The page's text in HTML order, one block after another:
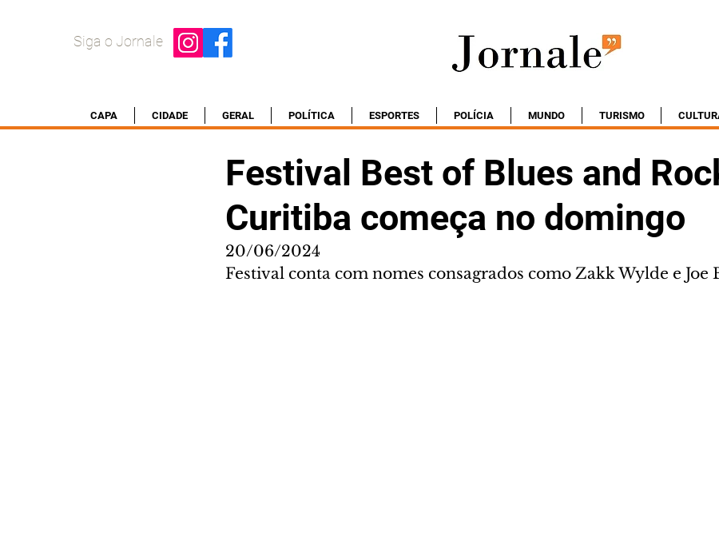
Siga o Jornale
CAPA CIDADE GERAL POLÍTICA ESPORTES POLÍCIA MUNDO TURISMO
Festival Best of Blues and
Curitiba começa no domingo
20/06/2024
Festival conta com nomes consagrados como Zakk Wylde e Joe